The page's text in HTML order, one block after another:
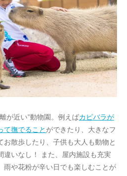
が近い”動物園。例えばカピバラが
て撫でること ができたり、大きなフ
お散歩したり、子供も大人も動物と
違いなし！ また、屋内施設も充実
雨や花粉が辛い日でも楽しむことが